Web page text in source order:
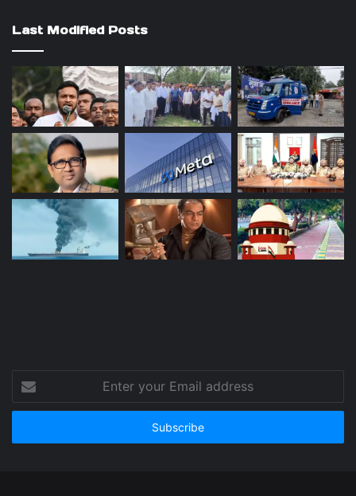
Last Modified Posts
your
Email